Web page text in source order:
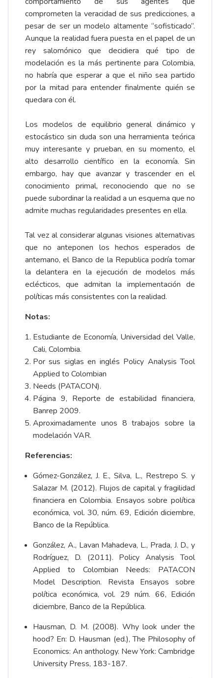
comprometen la veracidad de sus predicciones, a
pesar de ser un modelo altamente “sofisticado”.
Aunque la realidad fuera puesta en el papel de un
rey salomónico que decidiera qué tipo de
modelación es la más pertinente para Colombia,
no habría que esperar a que el niño sea partido
por la mitad para entender finalmente quién se
quedara con él.
Los modelos de equilibrio general dinámico y
estocástico sin duda son una herramienta teórica
muy interesante y prueban, en su momento, el
alto desarrollo científico en la economía. Sin
embargo, hay que avanzar y trascender en el
conocimiento primal, reconociendo que no se
puede subordinar la realidad a un esquema que no
admite muchas regularidades presentes en ella.
Tal vez al considerar algunas visiones alternativas
que no anteponen los hechos esperados de
antemano, el Banco de la Republica podría tomar
la delantera en la ejecución de modelos más
eclécticos, que admitan la implementación de
políticas más consistentes con la realidad.
Notas:
Estudiante de Economía, Universidad del Valle,
Cali, Colombia.
Por sus siglas en inglés Policy Analysis Tool
Applied to Colombian
Needs (PATACON).
Página 9, Reporte de estabilidad financiera,
Banrep 2009.
Aproximadamente unos 8 trabajos sobre la
modelación VAR.
Referencias:
Gómez-González, J. E., Silva, L., Restrepo S. y
Salazar M. (2012). Flujos de capital y fragilidad
financiera en Colombia. Ensayos sobre política
económica, vol. 30, núm. 69, Edición diciembre,
Banco de la República.
González, A., Lavan Mahadeva, L., Prada, J. D., y
Rodríguez, D. (2011). Policy Analysis Tool
Applied to Colombian Needs: PATACON
Model Description. Revista Ensayos sobre
política económica, vol. 29 núm. 66, Edición
diciembre, Banco de la República.
Hausman, D. M. (2008). Why look under the
hood? En: D. Hausman (ed.), The Philosophy of
Economics: An anthology. New York: Cambridge
University Press, 183-187.